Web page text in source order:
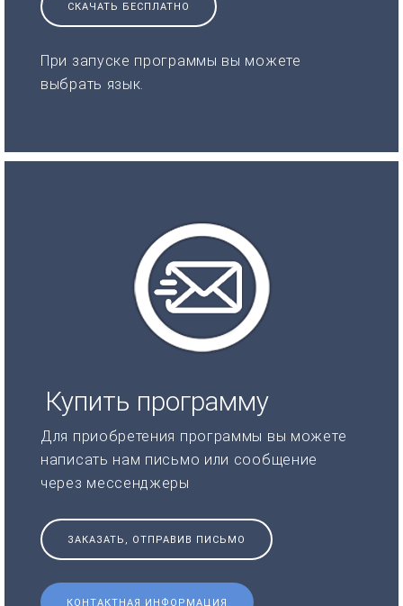
СКАЧАТЬ БЕСПЛАТНО
При запуске программы вы можете
выбрать язык.
Купить программу
Для приобретения программы вы можете
написать нам письмо или сообщение
через мессенджеры
ЗАКАЗАТЬ, ОТПРАВИВ ПИСЬМО
КОНТАКТНАЯ ИНФОРМАЦИЯ